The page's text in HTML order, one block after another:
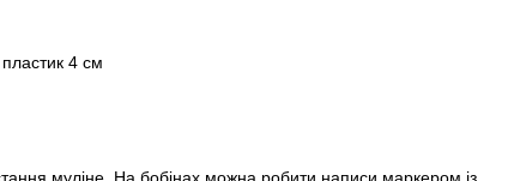
4 см